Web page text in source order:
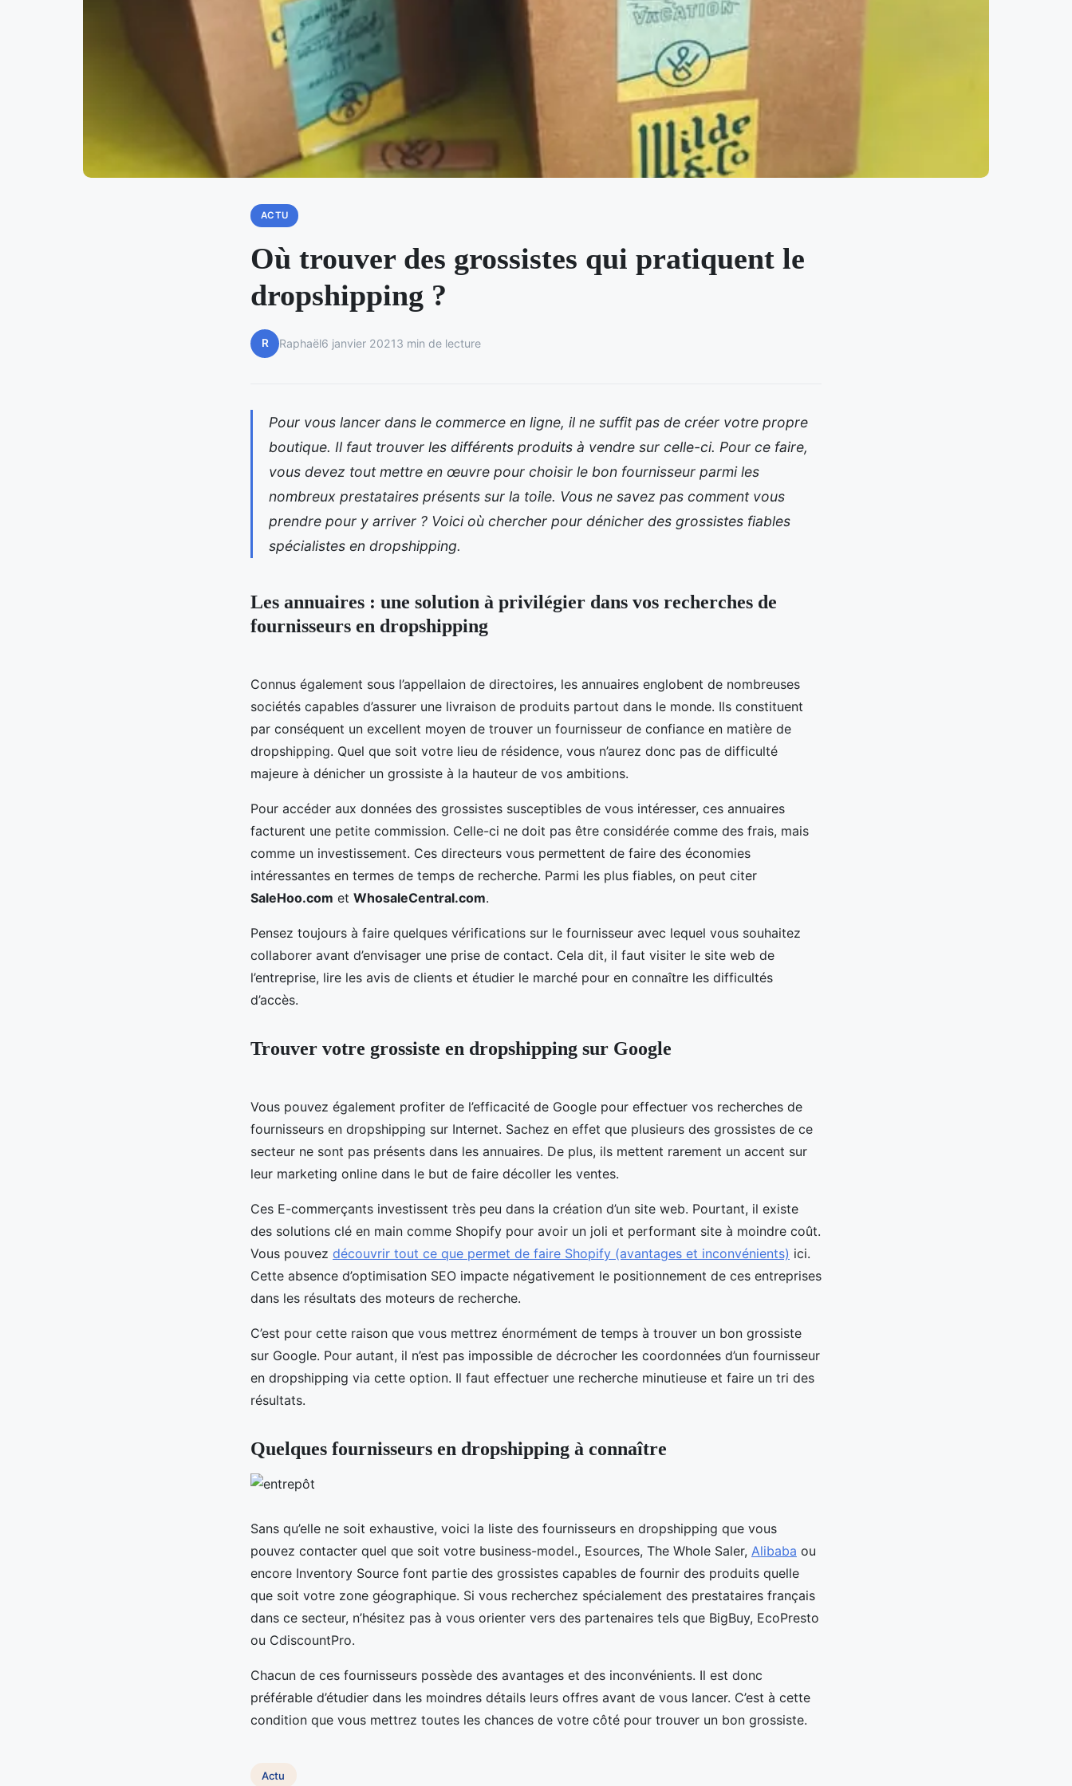
ACTU
Où trouver des grossistes qui pratiquent le
dropshipping ?
R Raphaël6 janvier 20213 min de lecture
Pour vous lancer dans le commerce en ligne, il ne suffit pas de créer votre propre
boutique. Il faut trouver les différents produits à vendre sur celle-ci. Pour ce faire,
vous devez tout mettre en œuvre pour choisir le bon fournisseur parmi les
nombreux prestataires présents sur la toile. Vous ne savez pas comment vous
prendre pour y arriver ? Voici où chercher pour dénicher des grossistes fiables
spécialistes en dropshipping.
Les annuaires : une solution à privilégier dans vos recherches de
fournisseurs en dropshipping
Connus également sous l’appellaion de directoires, les annuaires englobent de nombreuses
sociétés capables d’assurer une livraison de produits partout dans le monde. Ils constituent
par conséquent un excellent moyen de trouver un fournisseur de confiance en matière de
dropshipping. Quel que soit votre lieu de résidence, vous n’aurez donc pas de difficulté
majeure à dénicher un grossiste à la hauteur de vos ambitions.
Pour accéder aux données des grossistes susceptibles de vous intéresser, ces annuaires
facturent une petite commission. Celle-ci ne doit pas être considérée comme des frais, mais
comme un investissement. Ces directeurs vous permettent de faire des économies
intéressantes en termes de temps de recherche. Parmi les plus fiables, on peut citer
SaleHoo.com et WhosaleCentral.com.
Pensez toujours à faire quelques vérifications sur le fournisseur avec lequel vous souhaitez
collaborer avant d’envisager une prise de contact. Cela dit, il faut visiter le site web de
l’entreprise, lire les avis de clients et étudier le marché pour en connaître les difficultés
d’accès.
Trouver votre grossiste en dropshipping sur Google
Vous pouvez également profiter de l’efficacité de Google pour effectuer vos recherches de
fournisseurs en dropshipping sur Internet. Sachez en effet que plusieurs des grossistes de ce
secteur ne sont pas présents dans les annuaires. De plus, ils mettent rarement un accent sur
leur marketing online dans le but de faire décoller les ventes.
Ces E-commerçants investissent très peu dans la création d’un site web. Pourtant, il existe
des solutions clé en main comme Shopify pour avoir un joli et performant site à moindre coût.
Vous pouvez découvrir tout ce que permet de faire Shopify (avantages et inconvénients) ici.
Cette absence d’optimisation SEO impacte négativement le positionnement de ces entreprises
dans les résultats des moteurs de recherche.
C’est pour cette raison que vous mettrez énormément de temps à trouver un bon grossiste
sur Google. Pour autant, il n’est pas impossible de décrocher les coordonnées d’un fournisseur
en dropshipping via cette option. Il faut effectuer une recherche minutieuse et faire un tri des
résultats.
Quelques fournisseurs en dropshipping à connaître
Sans qu’elle ne soit exhaustive, voici la liste des fournisseurs en dropshipping que vous
pouvez contacter quel que soit votre business-model., Esources, The Whole Saler, Alibaba ou
encore Inventory Source font partie des grossistes capables de fournir des produits quelle
que soit votre zone géographique. Si vous recherchez spécialement des prestataires français
dans ce secteur, n’hésitez pas à vous orienter vers des partenaires tels que BigBuy, EcoPresto
ou CdiscountPro.
Chacun de ces fournisseurs possède des avantages et des inconvénients. Il est donc
préférable d’étudier dans les moindres détails leurs offres avant de vous lancer. C’est à cette
condition que vous mettrez toutes les chances de votre côté pour trouver un bon grossiste.
Actu